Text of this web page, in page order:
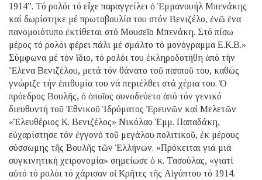
1914”. Τό ρολόι τό εἶχε παραγγείλει ὁ Ἐμμανουήλ Μπενάκης
καί δωρίστηκε μέ πρωτοβουλία του στόν Βενιζέλο, ἐνῶ ἕνα
πανομοιότυπο ἐκτίθεται στό Μουσεῖο Μπενάκη. Στό πίσω
μέρος τό ρολόι φέρει πάλι μέ σμάλτο τό μονόγραμμα Ε.Κ.Β.»
Σύμφωνα μέ τόν ἴδιο, τό ρολόι του ἐκληροδοτήθη ἀπό τήν
Ἕλενα Βενιζέλου, μετά τόν θάνατο τοῦ παπποῦ του, καθώς
γνώριζε τήν ἐπιθυμία του νά περιέλθει στά χέρια του. Ὁ
πρόεδρος Βουλῆς, ὁ ὁποῖος συνοδεύετο ἀπό τόν γενικό
διευθυντή τοῦ Ἐθνικοῦ Ἱδρύματος Ἐρευνῶν καί Μελετῶν
«Ἐλευθέριος Κ. Βενιζέλος» Νικόλαο Ἐμμ. Παπαδάκη,
εὐχαρίστησε τόν ἐγγονό τοῦ μεγάλου πολιτικοῦ, ἐκ μέρους
σύσσωμης τῆς Βουλῆς τῶν Ἑλλήνων. «Πρόκειται γιά μιά
συγκινητική χειρονομία» σημείωσε ὁ κ. Τασούλας, «γιατί
αὐτό τό ρολόι τό χάρισαν οἱ Κρῆτες τῆς Αἰγύπτου τό 1914.